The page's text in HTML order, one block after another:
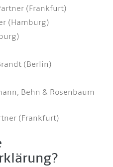
(Frankfurt)
(Hamburg)
(Berlin)
Behn & Rosenbaum
(Frankfurt)